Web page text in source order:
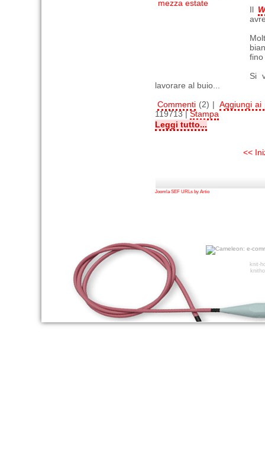
Il
fino
Si
lavorare al buio...
Commenti (2) | Aggiungi ai
119713 |Stampa
Leggi tutto...
<<
Joomla SEF URLs by Artio
knit-